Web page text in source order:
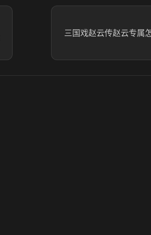
三国戏赵云传赵云专属